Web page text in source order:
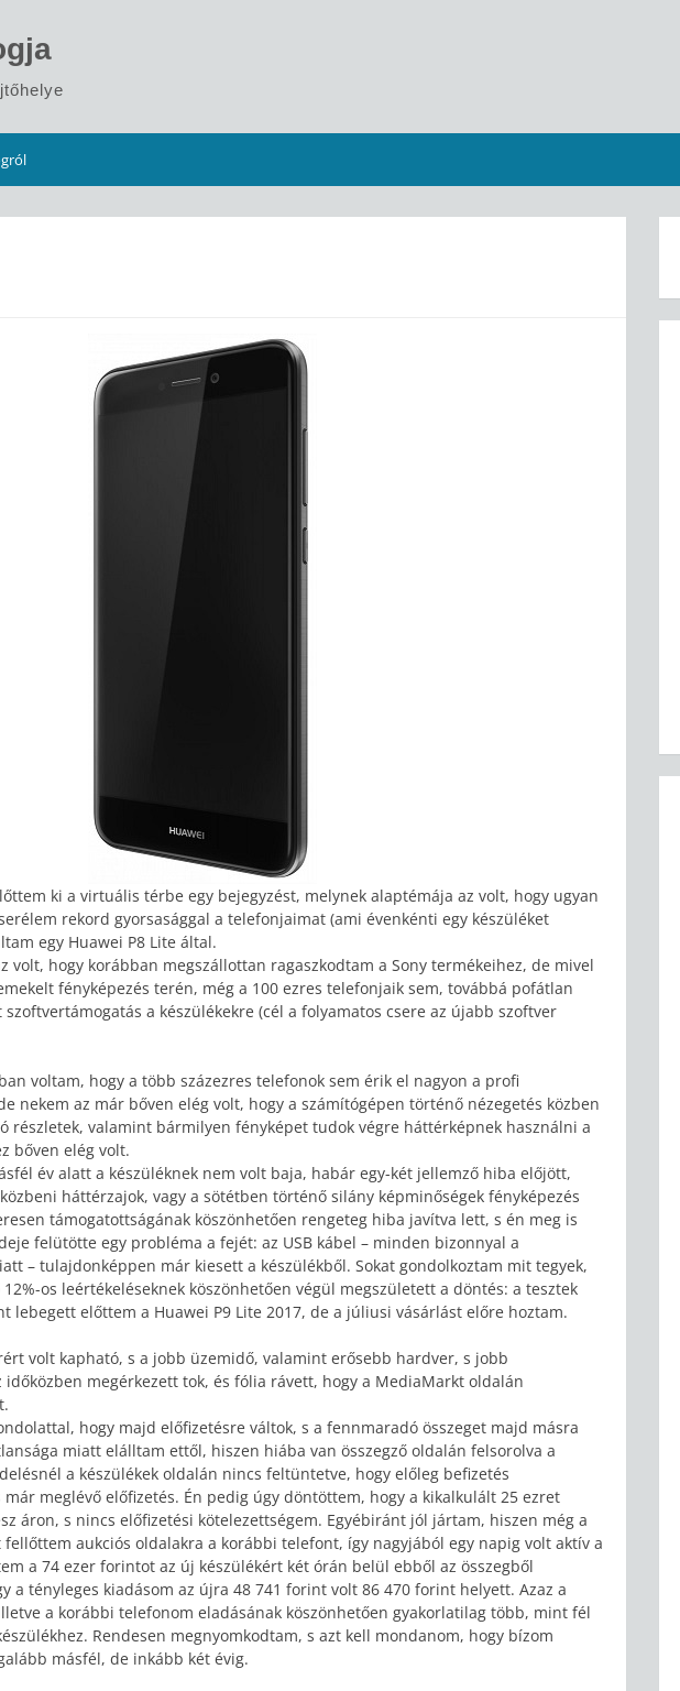
ki a virtuális térbe egy bejegyzést, melynek alaptémája az volt, hogy ugyan
rekord gyorsasággal a telefonjaimat (ami évenkénti egy készüléket
egy Huawei P8 Lite által.
volt, hogy korábban megszállottan ragaszkodtam a Sony termékeihez, de mivel
fényképezés terén, még a 100 ezres telefonjaik sem, továbbá pofátlan
a készülékekre (cél a folyamatos csere az újabb szoftver
voltam, hogy a több százezres telefonok sem érik el nagyon a profi
nekem az már bőven elég volt, hogy a számítógépen történő nézegetés közben
részletek, valamint bármilyen fényképet tudok végre háttérképnek használni a
bőven elég volt.
év alatt a készüléknek nem volt baja, habár egy-két jellemző hiba előjött,
háttérzajok, vagy a sötétben történő silány képminőségek fényképezés
támogatottságának köszönhetően rengeteg hiba javítva lett, s én meg is
felütötte egy probléma a fejét: az USB kábel – minden bizonnyal a
– tulajdonképpen már kiesett a készülékből. Sokat gondolkoztam mit tegyek,
os leértékeléseknek köszönhetően végül megszületett a döntés: a tesztek
lebegett előttem a Huawei P9 Lite 2017, de a júliusi vásárlást előre hoztam.
volt kapható, s a jobb üzemidő, valamint erősebb hardver, s jobb
megérkezett tok, és fólia rávett, hogy a MediaMarkt oldalán
hogy majd előfizetésre váltok, s a fennmaradó összeget majd másra
miatt elálltam ettől, hiszen hiába van összegző oldalán felsorolva a
a készülékek oldalán nincs feltüntetve, hogy előleg befizetés
meglévő előfizetés. Én pedig úgy döntöttem, hogy a kikalkulált 25 ezret
áron, s nincs előfizetési kötelezettségem. Egyébiránt jól jártam, hiszen még a
fellőttem aukciós oldalakra a korábbi telefont, így nagyjából egy napig volt aktív a
a 74 ezer forintot az új készülékért két órán belül ebből az összegből
a tényleges kiadásom az újra 48 741 forint volt 86 470 forint helyett. Azaz a
a korábbi telefonom eladásának köszönhetően gyakorlatilag több, mint fél
Rendesen megnyomkodtam, s azt kell mondanom, hogy bízom
másfél, de inkább két évig.